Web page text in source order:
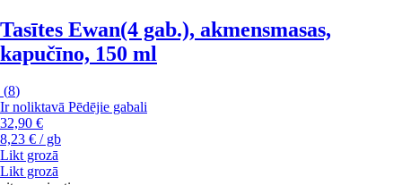
Tasītes Ewan(4 gab.), akmensmasas,
kapučīno, 150 ml
(8)
Ir noliktavā Pēdējie gabali
32,90 €
8,23 € / gb
Likt grozā
Likt grozā